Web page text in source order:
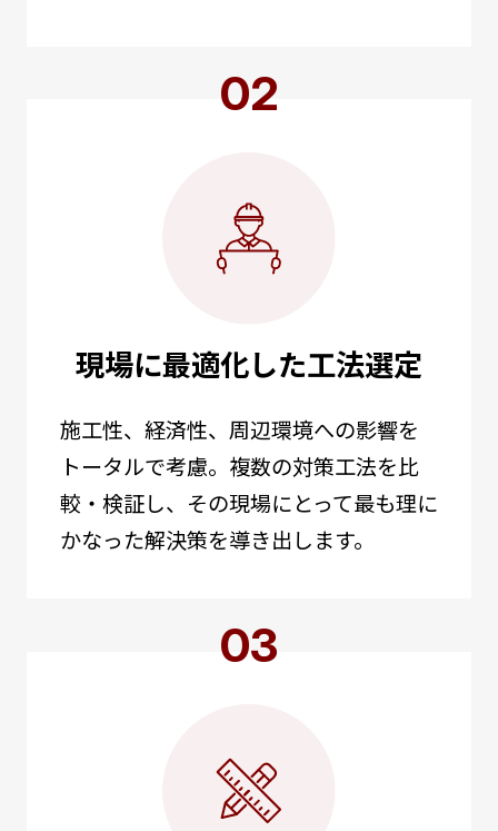
02
現場に最適化した工法選定
施工性、経済性、周辺環境への影響を
トータルで考慮。複数の対策工法を比
較・検証し、その現場にとって最も理に
かなった解決策を導き出します。
03